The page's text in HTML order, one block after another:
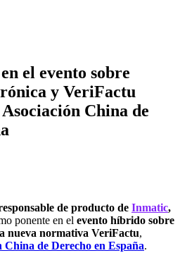
el evento sobre
y VeriFactu
China de
de producto de Inmatic,
ponente en el evento híbrido sobre
nueva normativa VeriFactu,
China de Derecho en España.